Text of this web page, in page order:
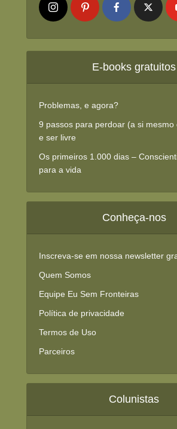
E-books gratuitos
Problemas, e agora?
9 passos para perdoar (a si mesmo
e ser livre
Os primeiros 1.000 dias –
para a vida
Conheça-nos
Inscreva-se em nossa newsletter
Quem Somos
Equipe Eu Sem Fronteiras
Política de privacidade
Termos de Uso
Parceiros
Colunistas